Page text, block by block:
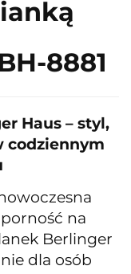
8881
Haus – styl,
codziennym
na
Berlinger
dla osób